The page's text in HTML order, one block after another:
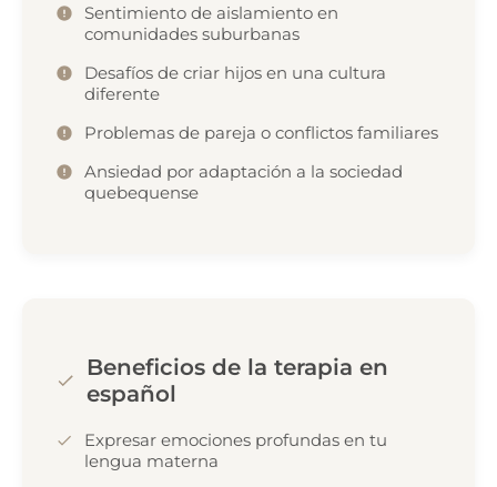
Sentimiento de aislamiento en
comunidades suburbanas
Desafíos de criar hijos en una cultura
diferente
Problemas de pareja o conflictos familiares
Ansiedad por adaptación a la sociedad
quebequense
Beneficios de la terapia en
español
Expresar emociones profundas en tu
lengua materna